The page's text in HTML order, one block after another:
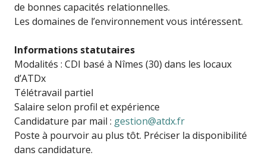
de bonnes capacités relationnelles.
Les domaines de l’environnement vous intéressent.
Informations statutaires
Modalités : CDI basé à Nîmes (30) dans les locaux
d’ATDx
Télétravail partiel
Salaire selon profil et expérience
Candidature par mail : gestion@atdx.fr
Poste à pourvoir au plus tôt. Préciser la disponibilité
dans candidature.